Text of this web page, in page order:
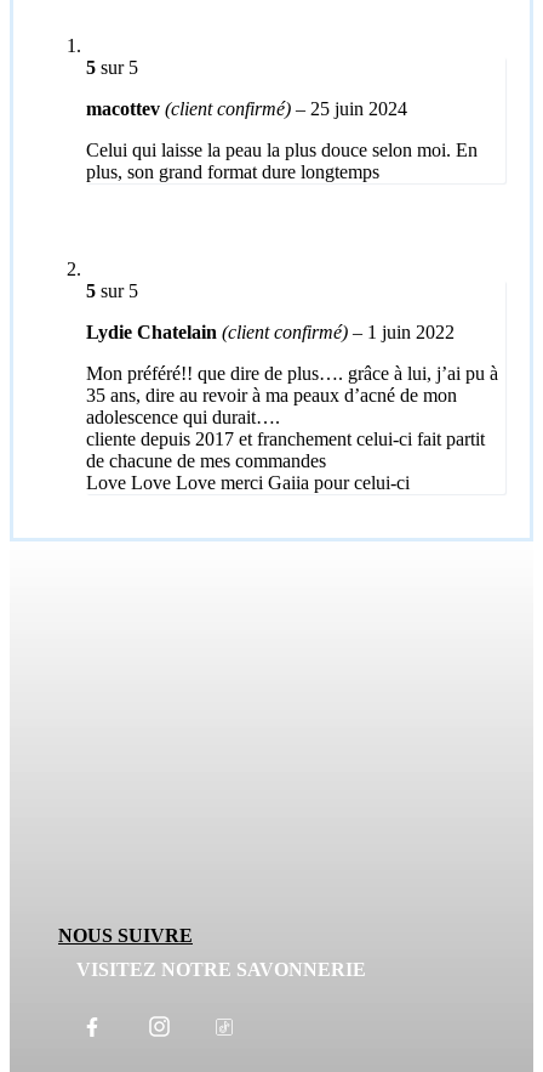
5 sur 5
macottev (client confirmé) – 25 juin 2024
Celui qui laisse la peau la plus douce selon moi. En
plus, son grand format dure longtemps
5 sur 5
Lydie Chatelain (client confirmé) – 1 juin 2022
Mon préféré!! que dire de plus…. grâce à lui, j’ai pu à
35 ans, dire au revoir à ma peaux d’acné de mon
adolescence qui durait….
cliente depuis 2017 et franchement celui-ci fait partit
de chacune de mes commandes
Love Love Love merci Gaiia pour celui-ci
NOUS SUIVRE
VISITEZ NOTRE SAVONNERIE